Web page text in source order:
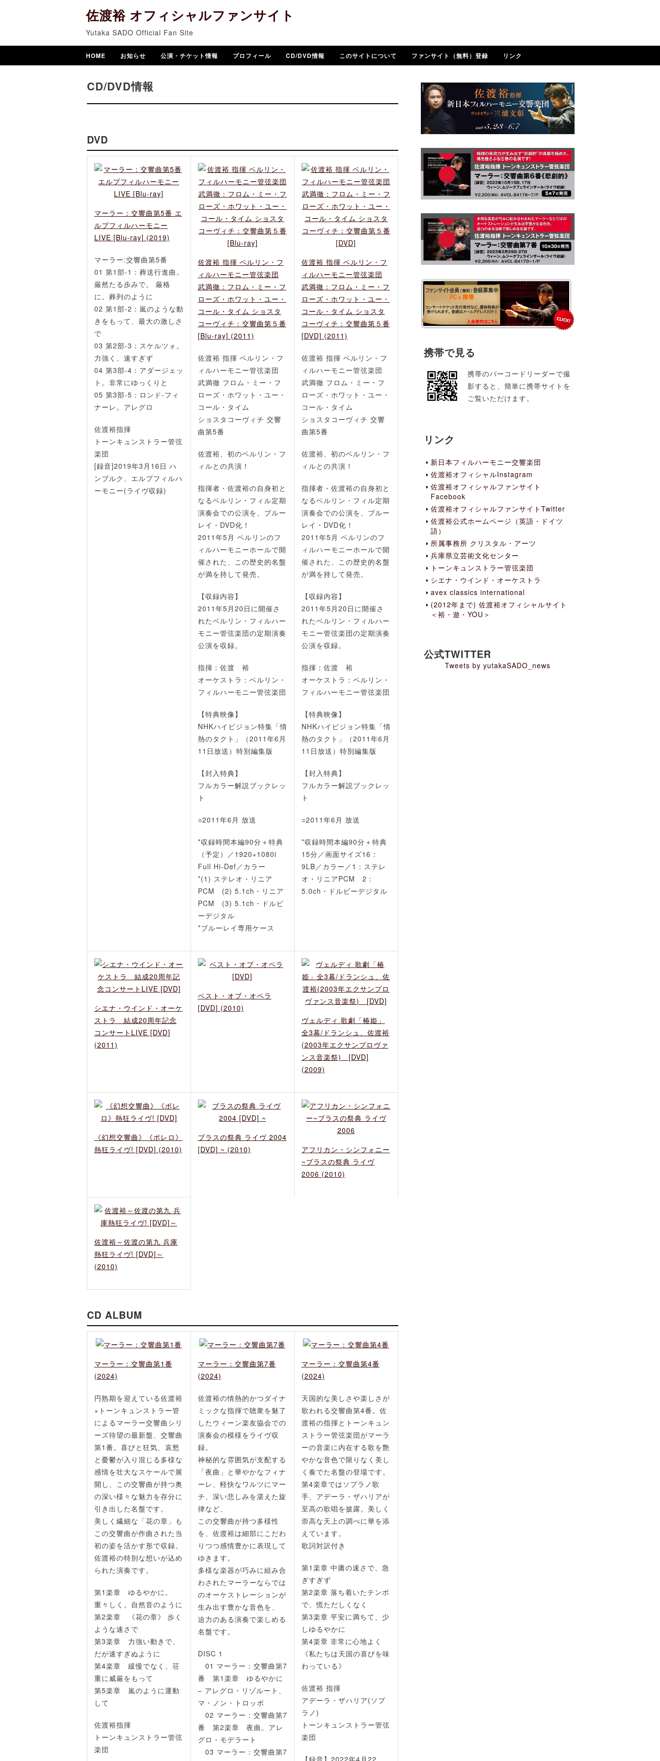
佐渡裕 オフィシャルファンサイト
Yutaka SADO Official Fan Site
HOME お知らせ 公演・チケット情報 プロフィール CD/DVD情報 このサイトについて ファンサイト（無料）登録 リンク
CD/DVD情報
DVD
マーラー：交響曲第5番 エ
ルプフィルハーモニー
LIVE [Blu-ray] (2019)
マーラー:交響曲第5番
01 第1部-1：葬送行進曲。
厳然たる歩みで。 厳格
に。葬列のように
02 第1部-2：嵐のような動
きをもって、最大の激しさ
で
03 第2部-3：スケルツォ。
力強く、速すぎず
04 第3部-4：アダージェッ
ト。非常にゆっくりと
05 第3部-5：ロンド‐フィ
ナーレ。アレグロ
佐渡裕指揮
トーンキュンストラー管弦
楽団
[録音]2019年3月16日 ハ
ンブルク、エルプフィルハ
ーモニー(ライヴ収録)
佐渡裕 指揮 ベルリン・フ
ィルハーモニー管弦楽団
武満徹：フロム・ミー・フ
ローズ・ホワット・ユー・
コール・タイム ショスタ
コーヴィチ：交響曲第５番
[Blu-ray] (2011)
佐渡裕 指揮 ベルリン・フ
ィルハーモニー管弦楽団
武満徹 フロム・ミー・フ
ローズ・ホワット・ユー・
コール・タイム
ショスタコーヴィチ 交響
曲第5番
佐渡裕、初のベルリン・フ
ィルとの共演！
指揮者・佐渡裕の自身初と
なるベルリン・フィル定期
演奏会での公演を、ブルー
レイ・DVD化！
2011年5月 ベルリンのフ
ィルハーモニーホールで開
催された、この歴史的名盤
が満を持して発売。
【収録内容】
2011年5月20日に開催さ
れたベルリン・フィルハー
モニー管弦楽団の定期演奏
公演を収録。
指揮：佐渡 裕
オーケストラ：ベルリン・
フィルハーモニー管弦楽団
【特典映像】
NHKハイビジョン特集「情
熱のタクト」（2011年6月
11日放送）特別編集版
【封入特典】
フルカラー解説ブックレッ
ト
○2011年6月 放送
*収録時間本編90分＋特典
（予定）／1920×1080i
Full Hi-Def／カラー
*(1) ステレオ・リニア
PCM (2) 5.1ch・リニア
PCM (3) 5.1ch・ドルビ
ーデジタル
*ブルーレイ専用ケース
佐渡裕 指揮 ベルリン・フ
ィルハーモニー管弦楽団
武満徹：フロム・ミー・フ
ローズ・ホワット・ユー・
コール・タイム ショスタ
コーヴィチ：交響曲第５番
[DVD] (2011)
佐渡裕 指揮 ベルリン・フ
ィルハーモニー管弦楽団
武満徹 フロム・ミー・フ
ローズ・ホワット・ユー・
コール・タイム
ショスタコーヴィチ 交響
曲第5番
佐渡裕、初のベルリン・フ
ィルとの共演！
指揮者・佐渡裕の自身初と
なるベルリン・フィル定期
演奏会での公演を、ブルー
レイ・DVD化！
2011年5月 ベルリンのフ
ィルハーモニーホールで開
催された、この歴史的名盤
が満を持して発売。
【収録内容】
2011年5月20日に開催さ
れたベルリン・フィルハー
モニー管弦楽団の定期演奏
公演を収録。
指揮：佐渡 裕
オーケストラ：ベルリン・
フィルハーモニー管弦楽団
【特典映像】
NHKハイビジョン特集「情
熱のタクト」（2011年6月
11日放送）特別編集版
【封入特典】
フルカラー解説ブックレッ
ト
○2011年6月 放送
*収録時間本編90分＋特典
15分／画面サイズ16：
9LB／カラー／1：ステレ
オ・リニアPCM 2：
5.0ch・ドルビーデジタル
シエナ・ウインド・オーケ
ストラ 結成20周年記念
コンサートLIVE [DVD]
(2011)
ベスト・オブ・オペラ
[DVD] (2010)
ヴェルディ 歌劇「椿姫」
全3幕/ドランシュ、佐渡裕
(2003年エクサンプロヴァ
ンス音楽祭) [DVD]
(2009)
《幻想交響曲》《ボレロ》
熱狂ライヴ! [DVD] (2010)
ブラスの祭典 ライヴ 2004
[DVD] ~ (2010)
アフリカン・シンフォニー
~ブラスの祭典 ライヴ
2006 (2010)
佐渡裕～佐渡の第九 兵庫
熱狂ライヴ! [DVD]～
(2010)
CD ALBUM
マーラー：交響曲第1番
(2024)
円熟期を迎えている佐渡裕
×トーンキュンストラー管
によるマーラー交響曲シリ
ーズ待望の最新盤、交響曲
第1番。喜びと狂気、哀愁
と憂鬱が入り混じる多様な
感情を壮大なスケールで展
開し、この交響曲が持つ奥
の深い様々な魅力を存分に
引き出した名盤です。
美しく繊細な「花の章」も
この交響曲が作曲された当
初の姿を活かす形で収録。
佐渡裕の特別な想いが込め
られた演奏です。
第1楽章 ゆるやかに。
重々しく。自然音のように
第2楽章 《花の章》 歩く
ような速さで
第3楽章 力強い動きで、
だが速すぎぬように
第4楽章 緩慢でなく、荘
重に威厳をもって
第5楽章 嵐のように運動
して
佐渡裕指揮
トーンキュンストラー管弦
楽団
マーラー：交響曲第7番
(2024)
佐渡裕の情熱的かつダイナ
ミックな指揮で聴衆を魅了
したウィーン楽友協会での
演奏会の模様をライヴ収
録。
神秘的な雰囲気が支配する
「夜曲」と華やかなフィナ
ーレ、軽快なワルツにマー
チ、深い悲しみを湛えた旋
律など、
この交響曲が持つ多様性
を、佐渡裕は細部にこだわ
りつつ感情豊かに表現して
ゆきます。
多様な楽器が巧みに組み合
わされたマーラーならでは
のオーケストレーションが
生み出す豊かな音色を、
迫力のある演奏で楽しめる
名盤です。
DISC 1
01 マーラー：交響曲第7
番 第1楽章 ゆるやかに
‒ アレグロ・リゾルート、
マ・ノン・トロッポ
02 マーラー：交響曲第7
番 第2楽章 夜曲。アレ
グロ・モデラート
03 マーラー：交響曲第7
マーラー：交響曲第4番
(2024)
天国的な美しさや楽しさが
歌われる交響曲第4番。佐
渡裕の指揮とトーンキュン
ストラー管弦楽団がマーラ
ーの音楽に内在する歌を艶
やかな音色で限りなく美し
く奏でた名盤の登場です。
第4楽章ではソプラノ歌
手、アデーラ・ザハリアが
至高の歌唱を披露。美しく
崇高な天上の調べに華を添
えています。
歌詞対訳付き
第1楽章 中庸の速さで、急
ぎすぎず
第2楽章 落ち着いたテンポ
で、慌ただしくなく
第3楽章 平安に満ちて、少
しゆるやかに
第4楽章 非常に心地よく
《私たちは天国の喜びを味
わっている》
佐渡裕 指揮
アデーラ・ザハリア(ソプ
ラノ)
トーンキュンストラー管弦
楽団
【録音】2022年4月22
携帯で見る
携帯のバーコードリーダーで撮
影すると、簡単に携帯サイトを
ご覧いただけます。
リンク
新日本フィルハーモニー交響楽団
佐渡裕オフィシャルInstagram
佐渡裕オフィシャルファンサイト
Facebook
佐渡裕オフィシャルファンサイトTwitter
佐渡裕公式ホームページ（英語・ドイツ
語）
所属事務所 クリスタル・アーツ
兵庫県立芸術文化センター
トーンキュンストラー管弦楽団
シエナ・ウインド・オーケストラ
avex classics international
(2012年まで) 佐渡裕オフィシャルサイト
＜裕・遊・YOU＞
公式TWITTER
Tweets by yutakaSADO_news